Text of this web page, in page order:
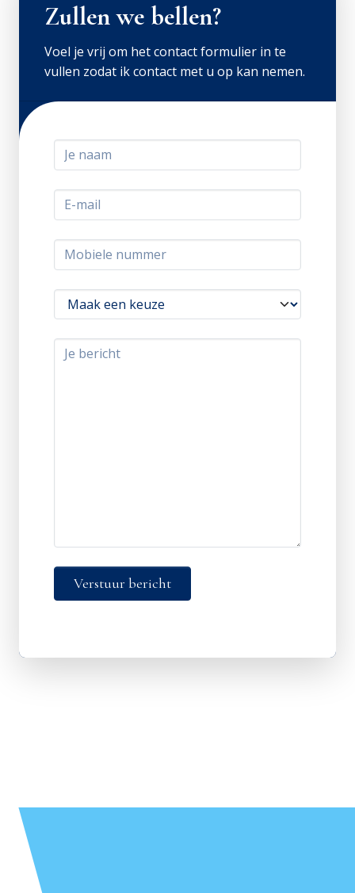
Zullen we bellen?
Voel je vrij om het contact formulier in te
vullen zodat ik contact met u op kan nemen.